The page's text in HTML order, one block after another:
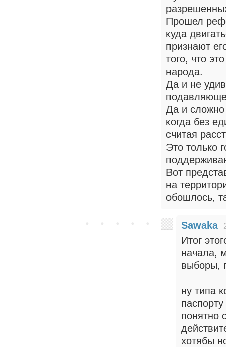
Прошел
куда
признают
того, что
народа.
Да и не
Да и
когда без
считая
Это только
Вот
на
обошлось,
Sawaka
Итог
начала,
выборы,
ну типа
понятно
хотябы